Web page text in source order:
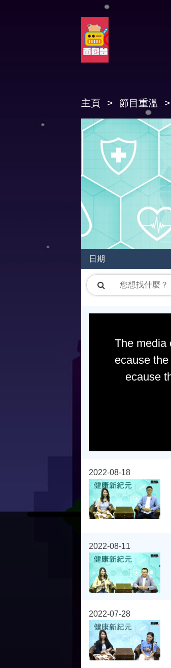
主頁 節目重溫
日期
The media
ecause
ecause
2022-08-18
2022-08-11
2022-07-28